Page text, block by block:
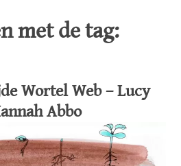
met de tag:
Wortel Web – Lucy
Abbo